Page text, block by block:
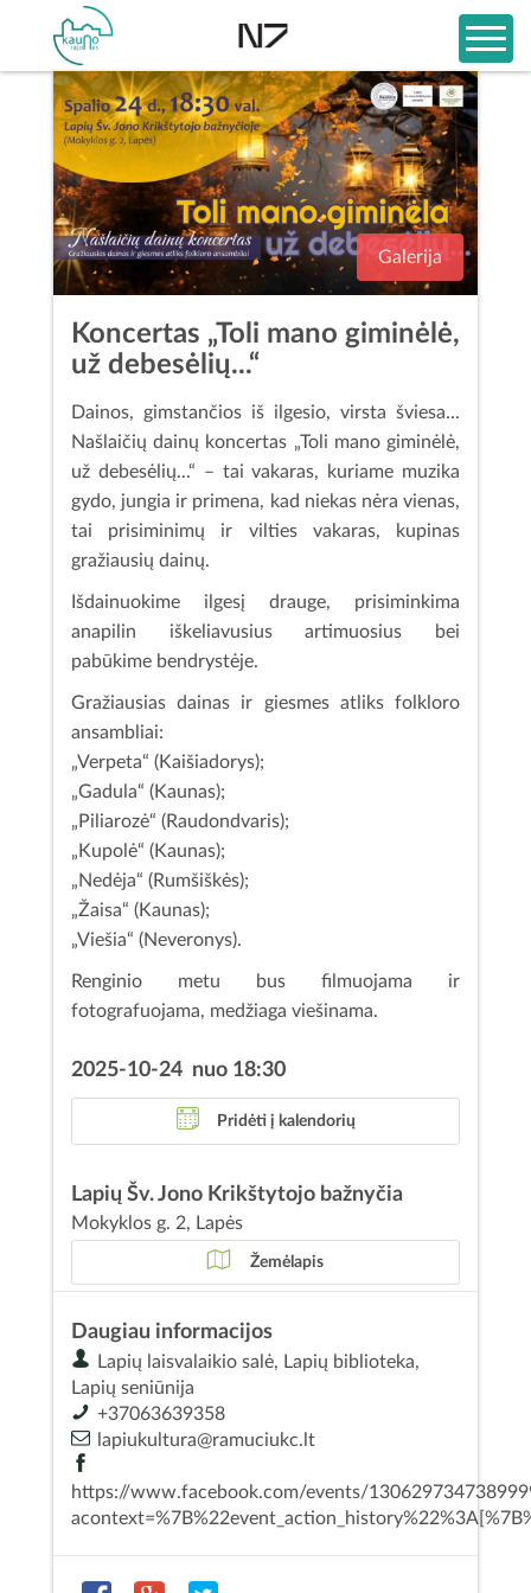
Galerija
Koncertas „Toli mano giminėlė,
už debesėlių...“
Dainos, gimstančios iš ilgesio, virsta šviesa...
Našlaičių dainų koncertas „Toli mano giminėlė,
už debesėlių...“ – tai vakaras, kuriame muzika
gydo, jungia ir primena, kad niekas nėra vienas,
tai prisiminimų ir vilties vakaras, kupinas
gražiausių dainų.
Išdainuokime ilgesį drauge, prisiminkima
anapilin iškeliavusius artimuosius bei
pabūkime bendrystėje.
Gražiausias dainas ir giesmes atliks folkloro
ansambliai:
„Verpeta“ (Kaišiadorys);
„Gadula“ (Kaunas);
„Piliarozė“ (Raudondvaris);
„Kupolė“ (Kaunas);
„Nedėja“ (Rumšiškės);
„Žaisa“ (Kaunas);
„Viešia“ (Neveronys).
Renginio metu bus filmuojama ir
fotografuojama, medžiaga viešinama.
2025-10-24 nuo 18:30
Pridėti į kalendorių
Lapių Šv. Jono Krikštytojo bažnyčia
Mokyklos g. 2, Lapės
Žemėlapis
Daugiau informacijos
Lapių laisvalaikio salė, Lapių biblioteka,
Lapių seniūnija
+37063639358
lapiukultura@ramuciukc.lt
https://www.facebook.com/events/